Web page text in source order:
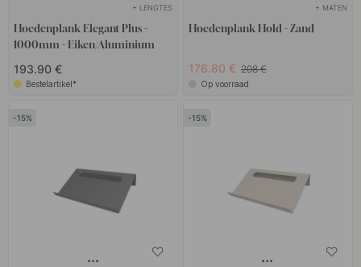
+ LENGTES
Hoedenplank Elegant Plus -
1000mm - Eiken/Aluminium
193.90 €
Bestelartikel*
+ MATEN
Hoedenplank Hold - Zand
176.80 € 208 €
Op voorraad
15 15